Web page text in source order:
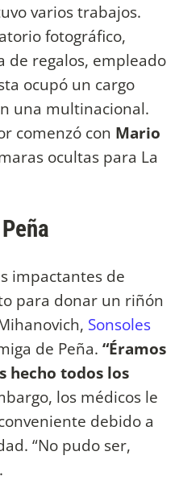
varios trabajos.
fotográfico,
de regalos, empleado
ocupó un cargo
una multinacional.
comenzó con Mario
ocultas para La
impactantes de
para donar un riñón
Sonsoles
de Peña. “Éramos
hecho todos los
los médicos le
debido a
“No pudo ser,